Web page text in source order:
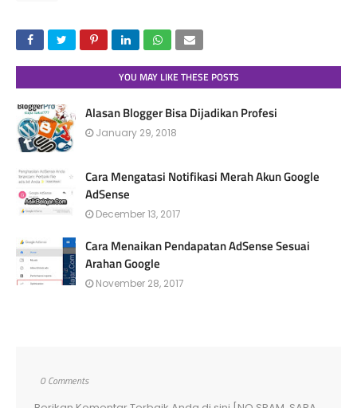
YOU MAY LIKE THESE POSTS
Alasan Blogger Bisa Dijadikan Profesi
January 29, 2018
Cara Mengatasi Notifikasi Merah Akun Google
AdSense
December 13, 2017
Cara Menaikan Pendapatan AdSense Sesuai
Arahan Google
November 28, 2017
0 Comments